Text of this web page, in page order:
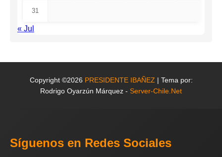
31
« Jul
Copyright ©2026 PRESIDENTE IBAÑEZ | Tema por:
Rodrigo Oyarzún Márquez - Server-Chile.Net
Síguenos en Redes Sociales